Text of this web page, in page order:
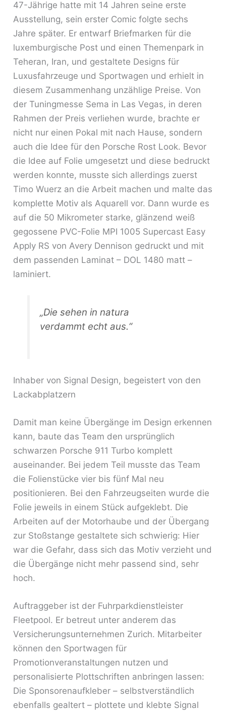
47-Jährige hatte mit 14 Jahren seine erste
Ausstellung, sein erster Comic folgte sechs
Jahre später. Er entwarf Briefmarken für die
luxemburgische Post und einen Themenpark in
Teheran, Iran, und gestaltete Designs für
Luxusfahrzeuge und Sportwagen und erhielt in
diesem Zusammenhang unzählige Preise. Von
der Tuningmesse Sema in Las Vegas, in deren
Rahmen der Preis verliehen wurde, brachte er
nicht nur einen Pokal mit nach Hause, sondern
auch die Idee für den Porsche Rost Look. Bevor
die Idee auf Folie umgesetzt und diese bedruckt
werden konnte, musste sich allerdings zuerst
Timo Wuerz an die Arbeit machen und malte das
komplette Motiv als Aquarell vor. Dann wurde es
auf die 50 Mikrometer starke, glänzend weiß
gegossene PVC-Folie MPI 1005 Supercast Easy
Apply RS von Avery Dennison gedruckt und mit
dem passenden Laminat – DOL 1480 matt –
laminiert.
„Die sehen in natura
verdammt echt aus.“
Inhaber von Signal Design, begeistert von den
Lackabplatzern
Damit man keine Übergänge im Design erkennen
kann, baute das Team den ursprünglich
schwarzen Porsche 911 Turbo komplett
auseinander. Bei jedem Teil musste das Team
die Folienstücke vier bis fünf Mal neu
positionieren. Bei den Fahrzeugseiten wurde die
Folie jeweils in einem Stück aufgeklebt. Die
Arbeiten auf der Motorhaube und der Übergang
zur Stoßstange gestaltete sich schwierig: Hier
war die Gefahr, dass sich das Motiv verzieht und
die Übergänge nicht mehr passend sind, sehr
hoch.
Auftraggeber ist der Fuhrparkdienstleister
Fleetpool. Er betreut unter anderem das
Versicherungsunternehmen Zurich. Mitarbeiter
können den Sportwagen für
Promotionveranstaltungen nutzen und
personalisierte Plottschriften anbringen lassen:
Die Sponsorenaufkleber – selbstverständlich
ebenfalls gealtert – plottete und klebte Signal